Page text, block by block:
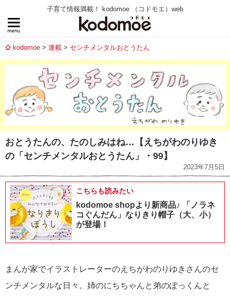
子育て情報満載！ kodomoe （コドモエ）web
kodomoe 連載 センチメンタルおとうたん
おとうたんの、たのしみはね…【えちがわのりゆき
の「センチメンタルおとうたん」・99】
2023年7月5日
こちらも読みたい
kodomoe shopより新商品♪ 「ノラネ
コぐんだん」なりきり帽子（大、小）
が登場！
まんが家でイラストレーターのえちがわのりゆきさんのセ
ンチメンタルな日々。姉のにちちゃんと弟のぽっくんと